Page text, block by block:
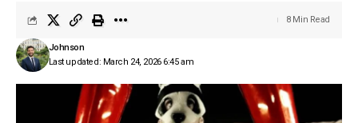
Last updated: March 24, 2026 6:45 am
Johnson
8 Min Read